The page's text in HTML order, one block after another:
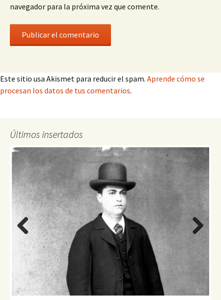
navegador para la próxima vez que comente.
Este sitio usa Akismet para reducir el spam. Aprende cómo se
procesan los datos de tus comentarios.
Últimos insertados
Previo
us